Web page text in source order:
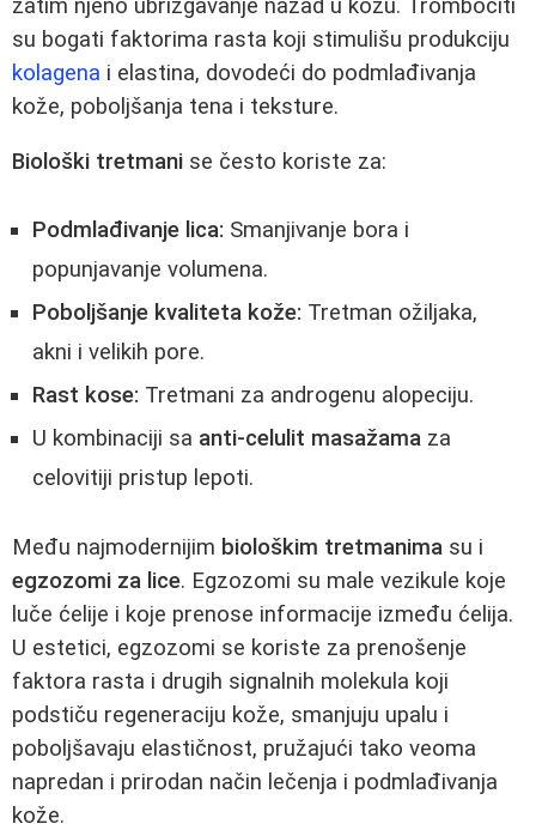
zatim njeno ubrizgavanje nazad u kožu. Trombociti
su bogati faktorima rasta koji stimulišu produkciju
kolagena i elastina, dovodeći do podmlađivanja
kože, poboljšanja tena i teksture.
Biološki tretmani se često koriste za:
Podmlađivanje lica: Smanjivanje bora i
popunjavanje volumena.
Poboljšanje kvaliteta kože: Tretman ožiljaka,
akni i velikih pore.
Rast kose: Tretmani za androgenu alopeciju.
U kombinaciji sa anti-celulit masažama za
celovitiji pristup lepoti.
Među najmodernijim biološkim tretmanima su i
egzozomi za lice. Egzozomi su male vezikule koje
luče ćelije i koje prenose informacije između ćelija.
U estetici, egzozomi se koriste za prenošenje
faktora rasta i drugih signalnih molekula koji
podstiču regeneraciju kože, smanjuju upalu i
poboljšavaju elastičnost, pružajući tako veoma
napredan i prirodan način lečenja i podmlađivanja
kože.